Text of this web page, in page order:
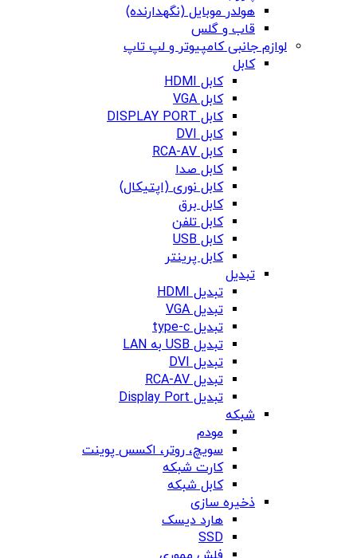
هولدر موبایل (نگهدارنده)
قاب و گلس
لوازم جانبی کامپیوتر و لپ تاپ
کابل
کابل HDMI
کابل VGA
کابل DISPLAY PORT
کابل DVI
کابل RCA-AV
کابل صدا
کابل نوری (اپتیکال)
کابل برق
کابل تلفن
کابل USB
کابل پرینتر
تبدیل
تبدیل HDMI
تبدیل VGA
تبدیل type-c
تبدیل USB به LAN
تبدیل DVI
تبدیل RCA-AV
تبدیل Display Port
شبکه
مودم
سویچ، روتر، اکسس پوینت
کارت شبکه
کابل شبکه
ذخیره سازی
هارد دیسک
SSD